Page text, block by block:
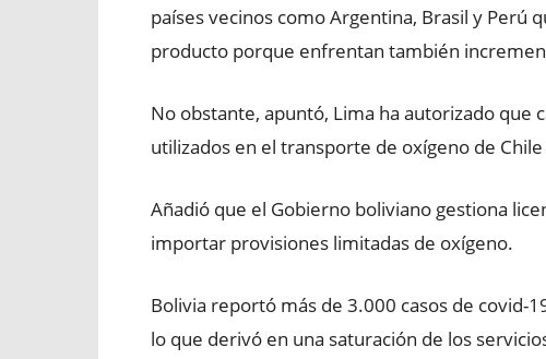
países vecinos como Argentina, Brasil y Perú
producto porque enfrentan también
No obstante, apuntó, Lima ha autorizado
utilizados en el transporte de oxígeno de Chile
Añadió que el Gobierno boliviano gestiona
importar provisiones limitadas de oxígeno.
Bolivia reportó más de 3.000 casos de covid-
lo que derivó en una saturación de los